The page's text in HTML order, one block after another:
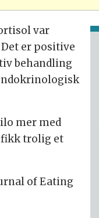
var
er positive
behandling
mer med
fikk trolig et
of Eating